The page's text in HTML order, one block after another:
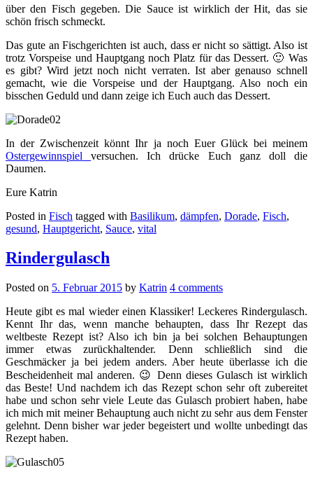
über den Fisch gegeben. Die Sauce ist wirklich der Hit, das sie
schön frisch schmeckt.
Das gute an Fischgerichten ist auch, dass er nicht so sättigt. Also ist
trotz Vorspeise und Hauptgang noch Platz für das Dessert. 🙂 Was
es gibt? Wird jetzt noch nicht verraten. Ist aber genauso schnell
gemacht, wie die Vorspeise und der Hauptgang. Also noch ein
bisschen Geduld und dann zeige ich Euch auch das Dessert.
In der Zwischenzeit könnt Ihr ja noch Euer Glück bei meinem
Ostergewinnspielversuchen. Ich drücke Euch ganz doll die
Daumen.
Eure Katrin
Posted in Fisch tagged with Basilikum, dämpfen, Dorade, Fisch,
gesund, Hauptgericht, Sauce, vital
Rindergulasch
Posted on 5. Februar 2015 by Katrin 4 comments
Heute gibt es mal wieder einen Klassiker! Leckeres Rindergulasch.
Kennt Ihr das, wenn manche behaupten, dass Ihr Rezept das
weltbeste Rezept ist? Also ich bin ja bei solchen Behauptungen
immer etwas zurückhaltender. Denn schließlich sind die
Geschmäcker ja bei jedem anders. Aber heute überlasse ich die
Bescheidenheit mal anderen. 😉 Denn dieses Gulasch ist wirklich
das Beste! Und nachdem ich das Rezept schon sehr oft zubereitet
habe und schon sehr viele Leute das Gulasch probiert haben, habe
ich mich mit meiner Behauptung auch nicht zu sehr aus dem Fenster
gelehnt. Denn bisher war jeder begeistert und wollte unbedingt das
Rezept haben.